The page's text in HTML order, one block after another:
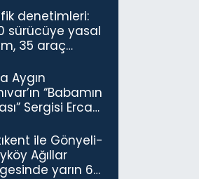
denetimleri:
sürücüye yasal
35 araç
Aygın
“Babamın
Sergisi Ercan
ile Gönyeli-
Ağıllar
yarın 6